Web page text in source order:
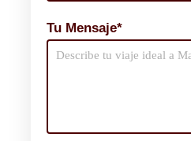
Tu Mensaje*